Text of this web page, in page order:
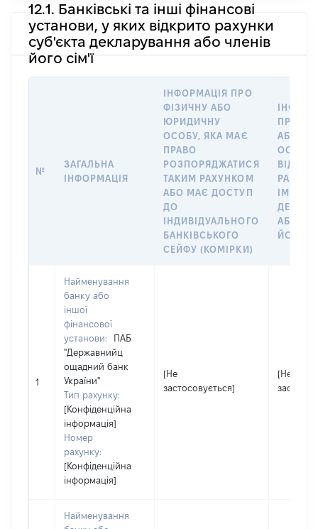
12.1. Банківські та інші фінансові
установи, у яких відкрито рахунки
суб'єкта декларування або членів
його сім'ї
№
ЗАГАЛЬНА
ІНФОРМАЦІЯ
ІНФОРМАЦІЯ ПРО
ФІЗИЧНУ АБО
ЮРИДИЧНУ
ОСОБУ, ЯКА МАЄ
ПРАВО
РОЗПОРЯДЖАТИСЯ
ТАКИМ РАХУНКОМ
АБО МАЄ ДОСТУП
ДО
ІНДИВІДУАЛЬНОГО
БАНКІВСЬКОГО
СЕЙФУ (КОМІРКИ)
ПРО
АБО
ОСОБУ,
ІМ’Я
АБО
ЙОГО
1
Найменування
банку або
іншої
фінансової
установи:
ПАБ
"Державнийц
ощадний банк
України"
Тип рахунку:
[Конфіденційна
інформація]
Номер
рахунку:
[Конфіденційна
інформація]
[Не
застосовується]
[Не
Найменування